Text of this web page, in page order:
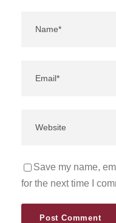
Save my name,
for the next time I